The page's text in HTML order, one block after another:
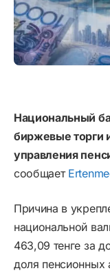
Национальный
биржевые торги
управления
сообщает
Причина в
национальной
463,09 тенге за
доля